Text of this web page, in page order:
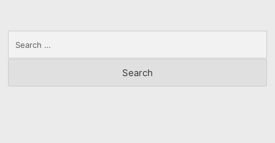
for: